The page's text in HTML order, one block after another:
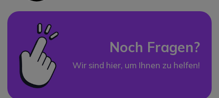
Noch Fragen?
Wir sind hier, um Ihnen zu helfen!